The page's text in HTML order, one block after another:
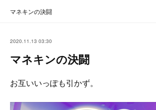
マネキンの決闘
2020.11.13 03:30
マネキンの決闘
お互いいっぽも引かず。